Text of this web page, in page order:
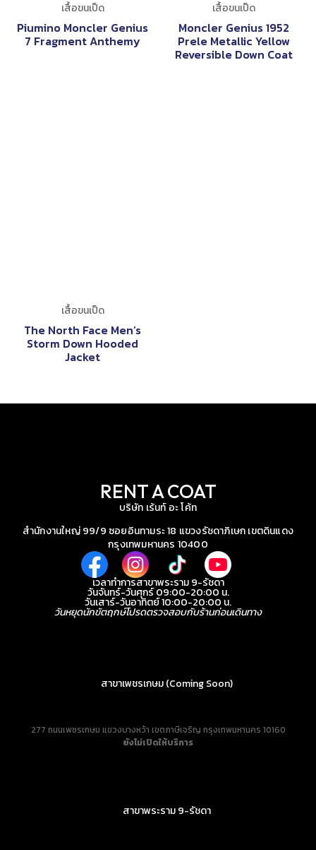
เสื้อขนเป็ด
Piumino Moncler Genius
7 Fragment Anthemy
เสื้อขนเป็ด
Moncler Genius 1952
Prele Metallic Yellow
Reversible Down Coat
เสื้อขนเป็ด
The North Face Men’s
Storm Down Hooded
Jacket
RENT A COAT
บริษัท เร้นท์ อะ โค้ท
สำนักงานใหญ่ 99/9 ซอยอินทามระ 18 แขวงรัชดาภิเษก เขตดินแดง
กรุงเทพมหานคร 10400
เวลาทำการสาขาพระราม 9-รัชดา
วันจันทร์-วันศุกร์ 09:00-20:00 น.
วันเสาร์-วันอาทิตย์ 10:00-20:00 น.
วันหยุดนักขัตฤกษ์โปรดตรวจสอบกับร้านก่อนเดินทาง
สาขาเพชรเกษม (Coming Soon)
277 ถนนเพชรเกษม แขวงบางหว้า เขตภาษีเจริญ กรุงเทพมหานคร 10160
ยังไม่เปิดให้บริการ
สาขาพระราม 9-รัชดา